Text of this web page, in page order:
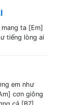
ta [Em]
tiếng lòng ai
em như
cơn giông